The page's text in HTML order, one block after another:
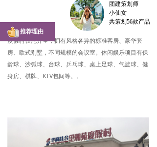
团建策划师
小仙女
共策划56款产品
度假村设施齐全，拥有风格各异的标准客房、豪华套
房、欧式别墅，不同规模的会议室。休闲娱乐项目有保
龄球、沙弧球、台球、乒乓球、桌上足球、气旋球、健
身房、棋牌、KTV包间等。。
推荐理由